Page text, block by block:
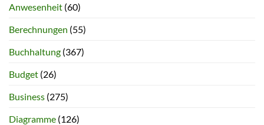
Anwesenheit (60)
Berechnungen (55)
Buchhaltung (367)
Budget (26)
Business (275)
Diagramme (126)